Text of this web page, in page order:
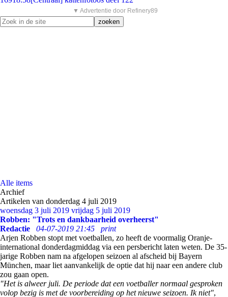
▼ Advertentie door Refinery89
Alle items
Archief
Artikelen van donderdag 4 juli 2019
woensdag 3 juli 2019 vrijdag 5 juli 2019
Robben: "Trots en dankbaarheid overheerst"
Redactie
04-07-2019 21:45
print
Arjen Robben stopt met voetballen, zo heeft de voormalig Oranje-
international donderdagmiddag via een persbericht laten weten. De 35-
jarige Robben nam na afgelopen seizoen al afscheid bij Bayern
München, maar liet aanvankelijk de optie dat hij naar een andere club
zou gaan open.
"Het is alweer juli. De periode dat een voetballer normaal gesproken
volop bezig is met de voorbereiding op het nieuwe seizoen. Ik niet",